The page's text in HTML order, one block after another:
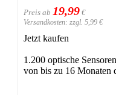
Preis ab 19,99 €
Versandkosten: zzgl. 5,99 €
Jetzt kaufen
1.200 optische
von bis zu 16 Monaten